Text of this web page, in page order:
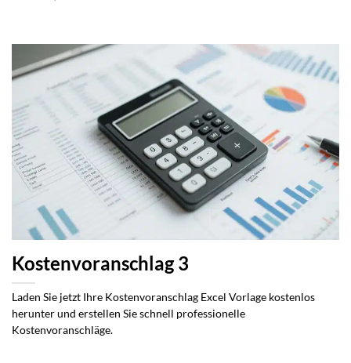
Kostenvoranschlag 3
Laden Sie jetzt Ihre Kostenvoranschlag Excel Vorlage kostenlos
herunter und erstellen Sie schnell professionelle
Kostenvoranschläge.